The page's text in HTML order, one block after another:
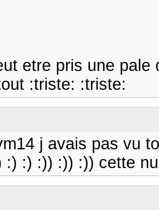
etre pris une
:triste: :triste:
j avais pas vu
:) :) :)) :)) :)) cette